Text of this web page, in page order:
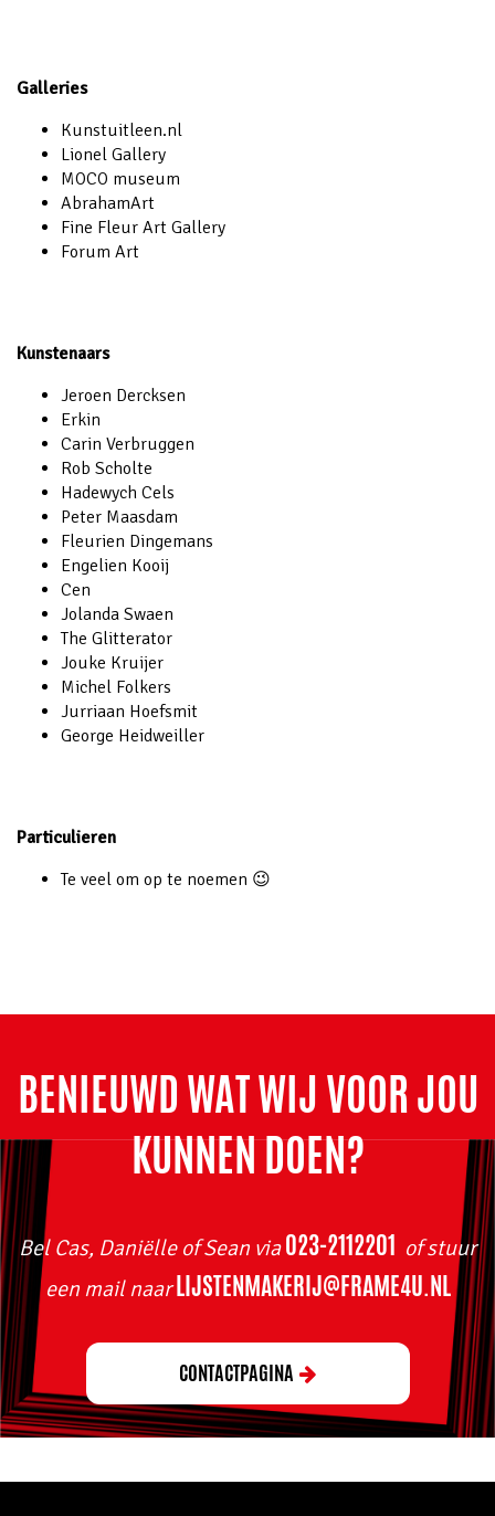
Galleries
Kunstuitleen.nl
Lionel Gallery
MOCO museum
AbrahamArt
Fine Fleur Art Gallery
Forum Art
Kunstenaars
Jeroen Dercksen
Erkin
Carin Verbruggen
Rob Scholte
Hadewych Cels
Peter Maasdam
Fleurien Dingemans
Engelien Kooij
Cen
Jolanda Swaen
The Glitterator
Jouke Kruijer
Michel Folkers
Jurriaan Hoefsmit
George Heidweiller
Particulieren
Te veel om op te noemen 😉
BENIEUWD WAT WIJ VOOR JOU
KUNNEN DOEN?
Bel Cas, Daniëlle of Sean via 023-2112201
of stuur
een mail naar LIJSTENMAKERIJ@FRAME4U.NL
CONTACTPAGINA